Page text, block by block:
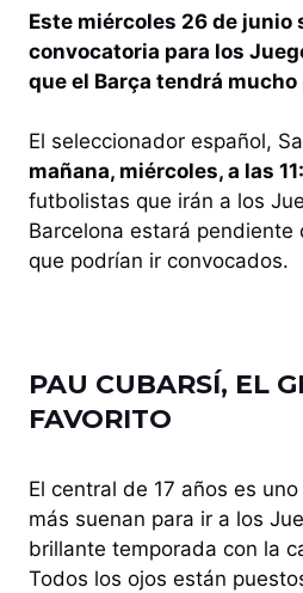
Este miércoles 26 de junio
convocatoria para los
que el Barça tendrá mucho
El seleccionador español,
mañana, miércoles, a las
futbolistas que irán a los
Barcelona estará
que podrían ir convocados.
PAU CUBARSÍ, EL
FAVORITO
El central de 17 años es
más suenan para ir a los
brillante temporada con la
Todos los ojos están